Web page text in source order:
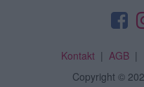
Kontakt| AGB|
Copyright ©